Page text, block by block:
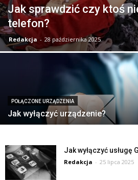
Jak sprawdzić czy ktoś
telefon?
Redakcja - 28 października 2025
POŁĄCZONE URZĄDZENIA
Jak wyłączyć urządzenie?
Jak wyłączyć usługę
Redakcja - 25 lipca 2025